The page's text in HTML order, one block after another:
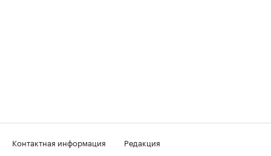
Контактная информация
Редакция